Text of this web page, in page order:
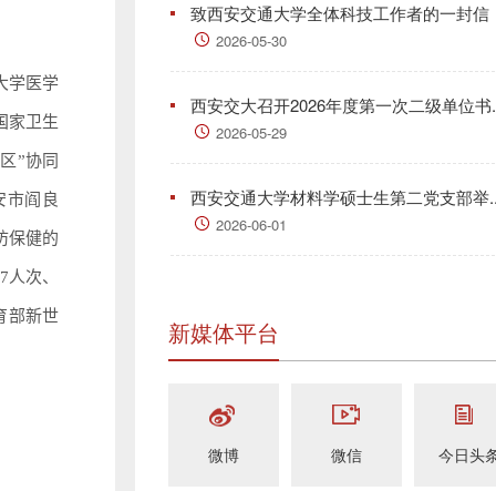
学医学
家卫生
”协同
市阎良
保健的
次、
部新世
致西安交通大学全体科技工作者的一封信
2026-05-30
西安交大召开2026年度第一次二级单位书
2026-05-29
西安交通大学材料学硕士生第二党支部举
2026-06-01
新媒体平台
微博 微信 今日头